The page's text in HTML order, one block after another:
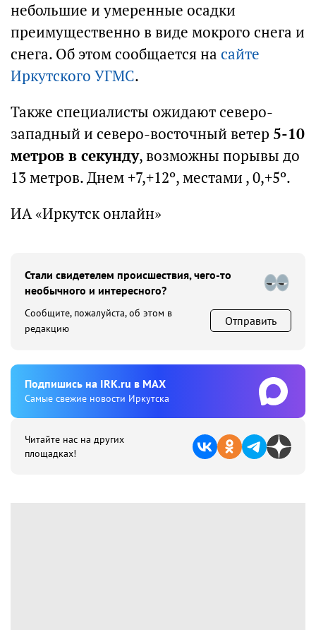
небольшие и умеренные осадки
преимущественно в виде мокрого снега и
снега. Об этом сообщается на сайте
Иркутского УГМС.
Также специалисты ожидают северо-
западный и северо-восточный ветер 5-10
метров в секунду, возможны порывы до
13 метров. Днем +7,+12º, местами , 0,+5º.
ИА «Иркутск онлайн»
Стали свидетелем происшествия, чего-то
необычного и интересного?
Сообщите, пожалуйста, об этом в
редакцию
Отправить
Подпишиcь на IRK.ru в MAX
Cамые свежие новости Иркутска
Читайте нас на других
площадках!